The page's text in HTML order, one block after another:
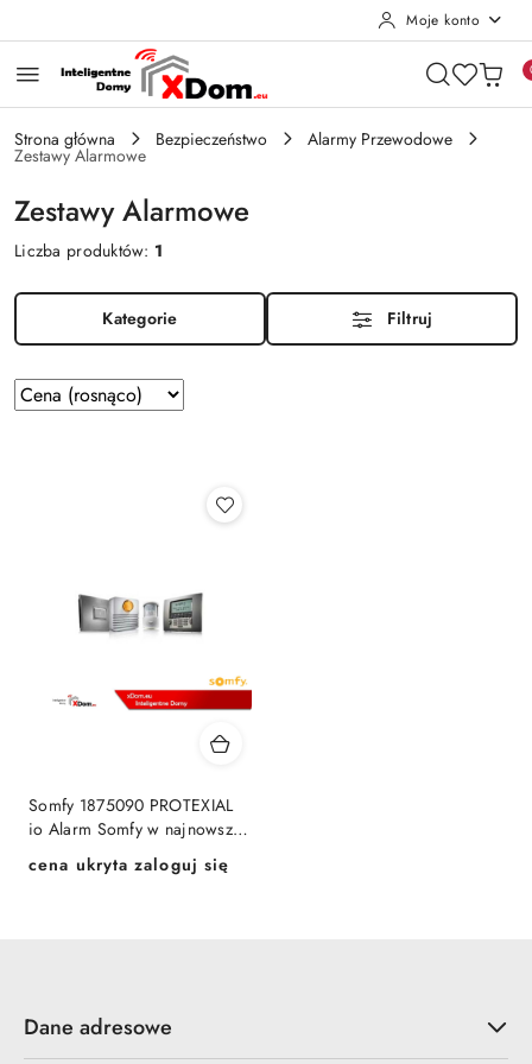
Moje konto
Strona główna Bezpieczeństwo Alarmy Przewodowe
Zestawy Alarmowe
Zestawy Alarmowe
Liczba produktów: 1
Kategorie Filtruj
Zastosowano
sortowanie:
Sortuj
według
Somfy 1875090 PROTEXIAL
io Alarm Somfy w najnowszej
technologii
Cena:
cena ukryta zaloguj się
Dane adresowe